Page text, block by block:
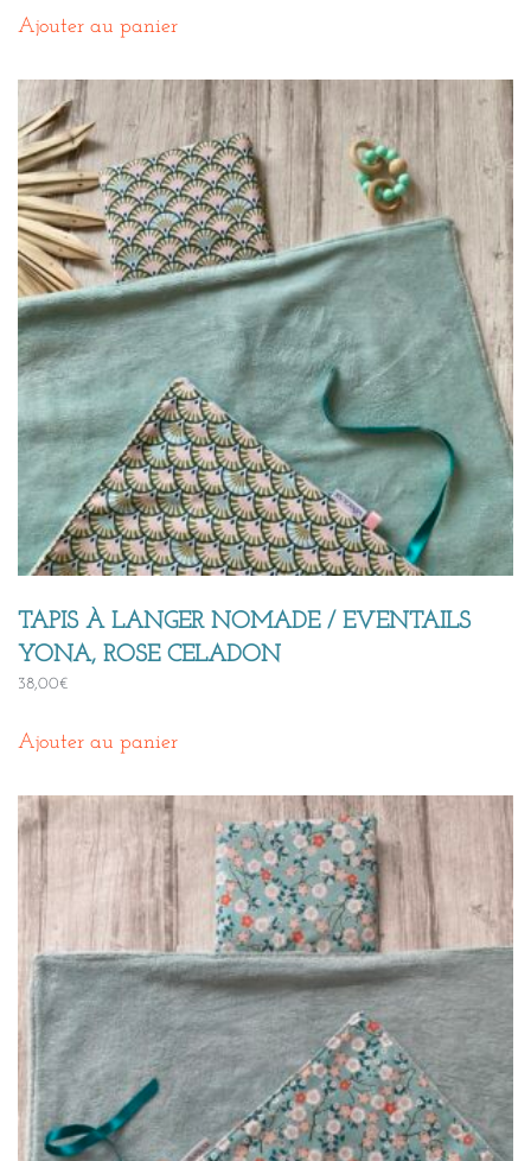
Ajouter au panier
TAPIS À LANGER NOMADE / EVENTAILS
YONA, ROSE CELADON
38,00€
Ajouter au panier